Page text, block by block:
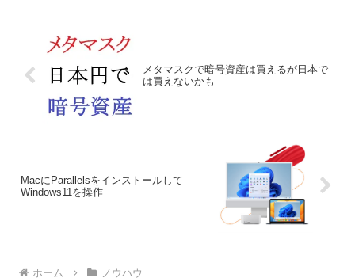
した。生き残るには、煙を吸わないで、
火災現場から離れるしかありません。火
事の時、現在地から脱出する方法を考え
メタマスクで暗号資産は買えるが日本で
は買えないかも
MacにParallelsをインストールして
Windows11を操作
ホーム ノウハウ